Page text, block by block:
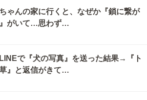
ゃんの家に行くと、なぜか『鎖に繋が
がいて…思わず…
で『犬の写真』を送った結果→『ト
』と返信がきて…